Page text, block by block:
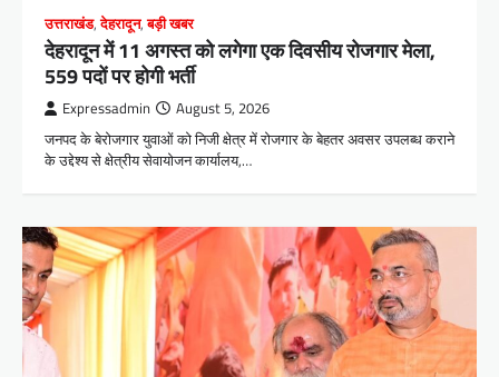
उत्तराखंड,देहरादून,बड़ी खबर
​देहरादून में 11 अगस्त को लगेगा एक दिवसीय रोजगार मेला,
559 पदों पर होगी भर्ती
Expressadmin August 5, 2026
जनपद के बेरोजगार युवाओं को निजी क्षेत्र में रोजगार के बेहतर अवसर उपलब्ध कराने
के उद्देश्य से क्षेत्रीय सेवायोजन कार्यालय,…